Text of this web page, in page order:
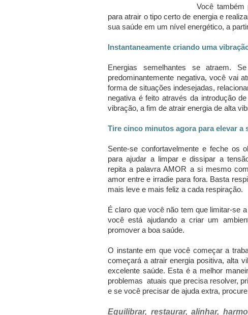
Você também
para atrair o tipo certo de energia e
sua saúde em um nível energético, a
Instantaneamente criando uma
Energias semelhantes se atraem.
predominantemente negativa, você vai
forma de situações indesejadas,
negativa é feito através da introdução
vibração, a fim de atrair energia de alta
Tire cinco minutos agora para elevar a
Sente-se confortavelmente e feche os
para ajudar a limpar e dissipar a
repita a palavra AMOR a si mesmo
amor entre e irradie para fora. Basta
mais leve e mais feliz a cada respiração.
É claro que você não tem que limitar-se
você está ajudando a criar um
promover a boa saúde.
O instante em que você começar a
começará a atrair energia positiva, alta
excelente saúde. Esta é a melhor
problemas atuais que precisa resolver,
e se você precisar de ajuda extra,
Equilibrar, restaurar, alinhar,